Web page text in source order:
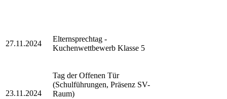
27.11.2024
Elternsprechtag -
Kuchenwettbewerb Klasse 5
23.11.2024
Tag der Offenen Tür
(Schulführungen, Präsenz SV-
Raum)